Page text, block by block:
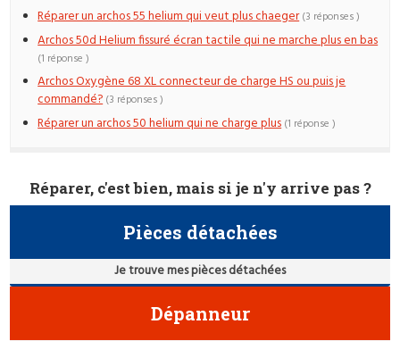
Réparer un archos 55 helium qui veut plus chaeger (3 réponses )
Archos 50d Helium fissuré écran tactile qui ne marche plus en bas
(1 réponse )
Archos Oxygène 68 XL connecteur de charge HS ou puis je
commandé? (3 réponses )
Réparer un archos 50 helium qui ne charge plus (1 réponse )
Réparer, c'est bien, mais si je n'y arrive pas ?
Pièces détachées
Je trouve mes pièces détachées
Dépanneur